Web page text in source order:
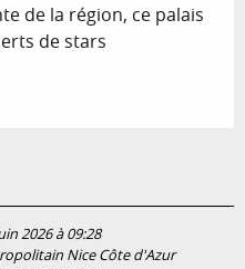
de la région, ce palais
de stars
2026 à 09:28
Nice Côte d'Azur